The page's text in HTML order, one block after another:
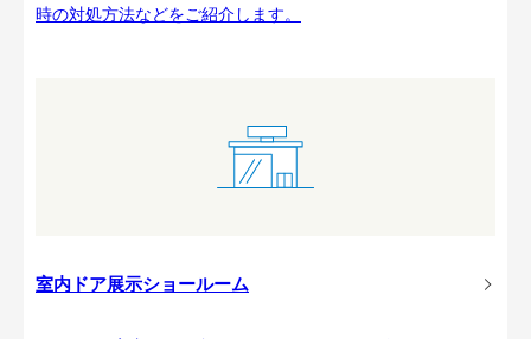
時の対処方法などをご紹介します。
室内ドア展示ショールーム